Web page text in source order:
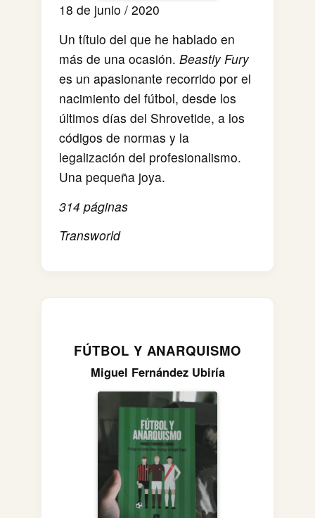
18 de junio / 2020
Un título del que he hablado en
más de una ocasión. Beastly Fury
es un apasionante recorrido por el
nacimiento del fútbol, desde los
últimos días del Shrovetide, a los
códigos de normas y la
legalización del profesionalismo.
Una pequeña joya.
314 páginas
Transworld
FÚTBOL Y ANARQUISMO
Miguel Fernández Ubiría